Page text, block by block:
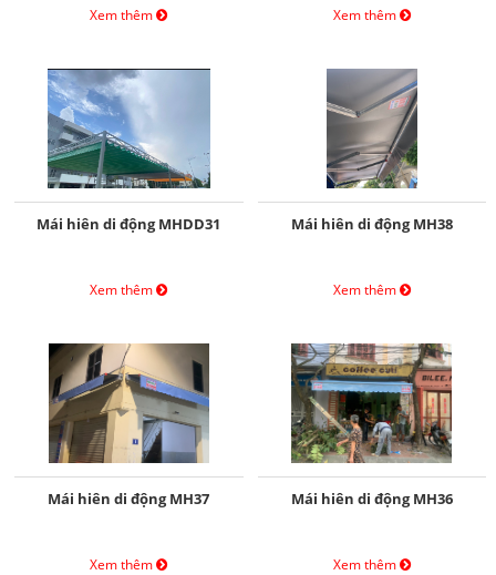
Xem thêm Xem thêm
Mái hiên di động MHDD31
Xem thêm
Mái hiên di động MH38
Xem thêm
Mái hiên di động MH37
Xem thêm
Mái hiên di động MH36
Xem thêm